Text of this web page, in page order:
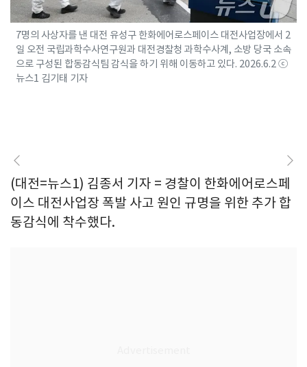
7명의 사상자를 낸 대전 유성구 한화에어로스페이스 대전사업장에서 2
일 오전 국립과학수사연구원과 대전경찰청 과학수사계, 소방 당국 소속
으로 구성된 합동감식팀 감식을 하기 위해 이동하고 있다. 2026.6.2 ⓒ
뉴스1 김기태 기자
(대전=뉴스1) 김종서 기자 = 경찰이 한화에어로스페
이스 대전사업장 폭발 사고 원인 규명을 위한 추가 합
동감식에 착수했다.